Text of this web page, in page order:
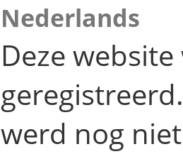
Nederlands
Deze
werd nog